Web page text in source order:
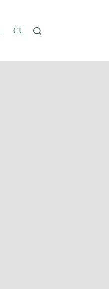
CUCINA E RICETTE